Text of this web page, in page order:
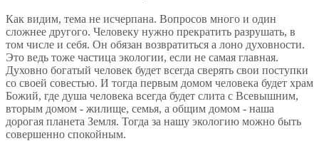
Как видим, тема не исчерпана. Вопросов много и один
сложнее другого. Человеку нужно прекратить разрушать, в
том числе и себя. Он обязан возвратиться а лоно духовности.
Это ведь тоже частица экологии, если не самая главная.
Духовно богатый человек будет всегда сверять свои поступки
со своей совестью. И тогда первым домом человека будет храм
Божий, где душа человека всегда будет слита с Всевышним,
вторым домом - жилище, семья, а общим домом - наша
дорогая планета Земля. Тогда за нашу экологию можно быть
совершенно спокойным.